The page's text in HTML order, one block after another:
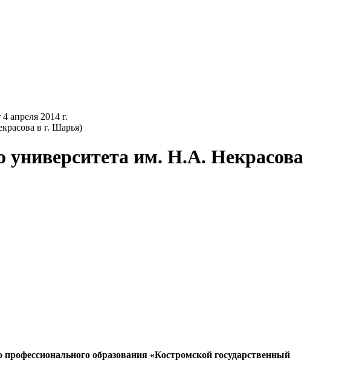
апреля 2014 г.
университета им. Н.А. Некрасова
образования «Костромской государственный